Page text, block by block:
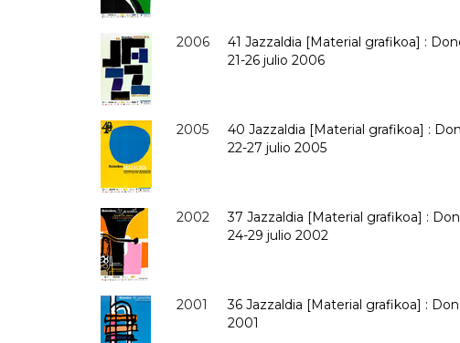
2006
41 Jazzaldia [Material grafikoa] :
21-26 julio 2006
2005
40 Jazzaldia [Material grafikoa] :
22-27 julio 2005
2002
37 Jazzaldia [Material grafikoa] :
24-29 julio 2002
2001
36 Jazzaldia [Material grafikoa] :
2001